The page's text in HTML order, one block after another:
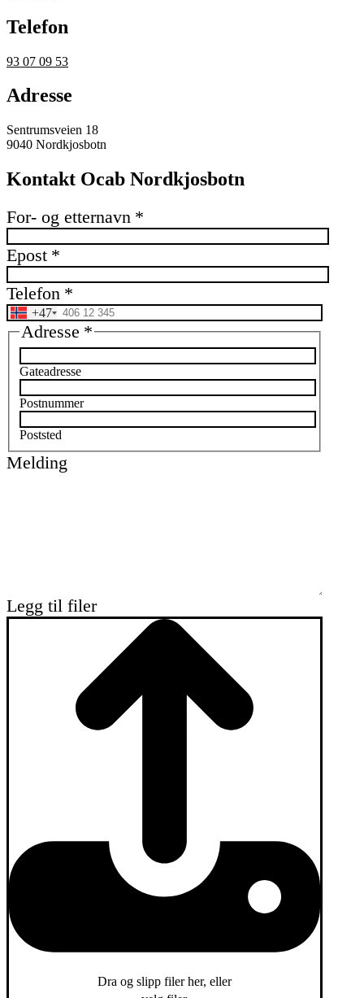
Telefon
93 07 09 53
Adresse
Sentrumsveien 18
9040 Nordkjosbotn
Kontakt Ocab Nordkjosbotn
For- og etternavn *
Epost *
Telefon *
+47
Adresse *
Gateadresse
Postnummer
Poststed
Melding
Legg til filer
Dra og slipp filer her, eller